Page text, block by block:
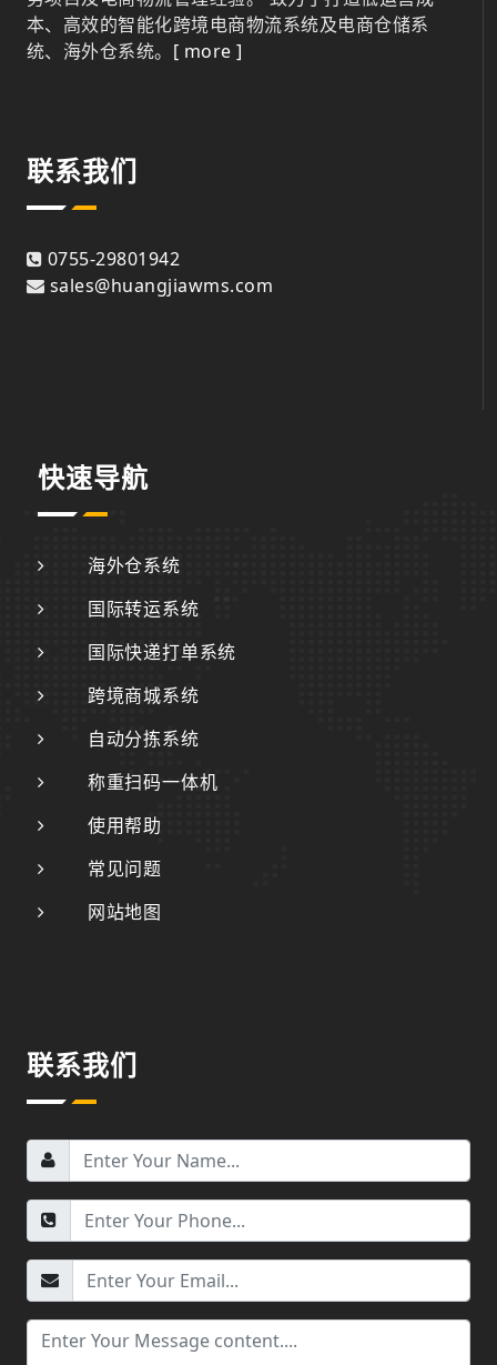
本、高效的智能化跨境电商物流系统及电商仓储系
统、海外仓系统。 [ more ]
联系我们
0755-29801942
sales@huangjiawms.com
快速导航
海外仓系统
国际转运系统
国际快递打单系统
跨境商城系统
自动分拣系统
称重扫码一体机
使用帮助
常见问题
网站地图
联系我们